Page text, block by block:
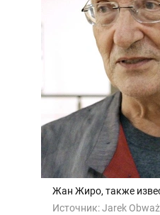
Жан Жиро, также
Источник:Jarek